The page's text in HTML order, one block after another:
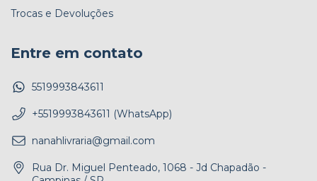
Trocas e Devoluções
Entre em contato
5519993843611
+5519993843611 (WhatsApp)
nanahlivraria@gmail.com
Rua Dr. Miguel Penteado, 1068 - Jd Chapadão -